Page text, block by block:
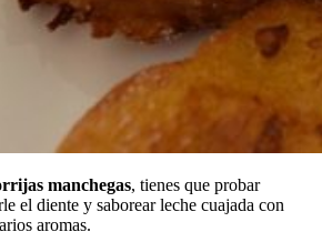
manchegas, tienes que probar
el diente y saborear leche cuajada con
aromas.